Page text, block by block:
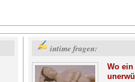
intime fragen:
Wo ein